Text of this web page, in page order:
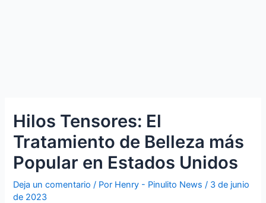
Hilos Tensores: El
Tratamiento de Belleza más
Popular en Estados Unidos
Deja un comentario / Por Henry - Pinulito News/ 3 de junio
de 2023